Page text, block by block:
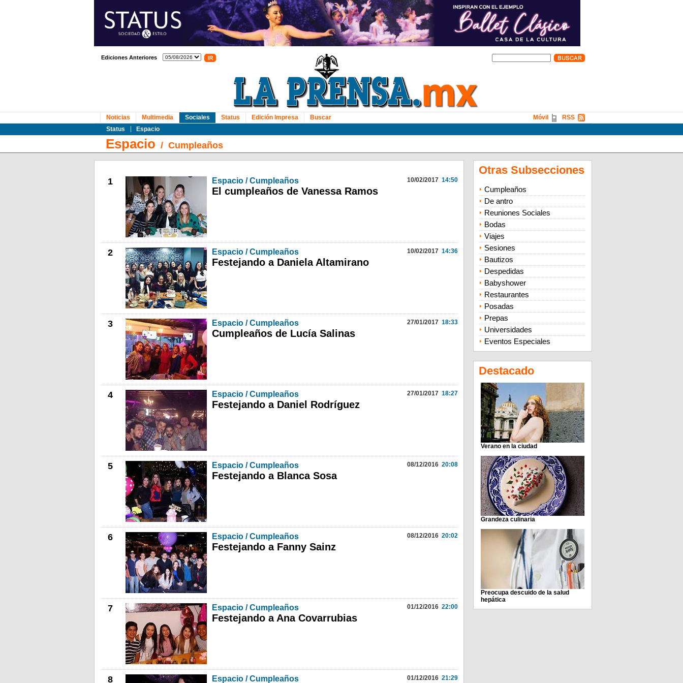
Ediciones Anteriores
Noticias Multimedia
Sociales
Status
Espacio
Status Edición Impresa Buscar RSS
Móvil
Espacio / Cumpleaños
1 Espacio / Cumpleaños 10/02/201714:50
El cumpleaños de Vanessa Ramos
2 Espacio / Cumpleaños 10/02/201714:36
Festejando a Daniela Altamirano
3 Espacio / Cumpleaños 27/01/201718:33
Cumpleaños de Lucía Salinas
4 Espacio / Cumpleaños 27/01/201718:27
Festejando a Daniel Rodríguez
5 Espacio / Cumpleaños 08/12/201620:08
Festejando a Blanca Sosa
6 Espacio / Cumpleaños 08/12/201620:02
Festejando a Fanny Sainz
7 Espacio / Cumpleaños 01/12/201622:00
Festejando a Ana Covarrubias
8 Espacio / Cumpleaños 01/12/201621:29
Otras Subsecciones
Cumpleaños
De antro
Reuniones Sociales
Bodas
Viajes
Sesiones
Bautizos
Despedidas
Babyshower
Restaurantes
Posadas
Prepas
Universidades
Eventos Especiales
Destacado
Verano en la ciudad
Grandeza culinaria
Preocupa descuido de la salud
hepática